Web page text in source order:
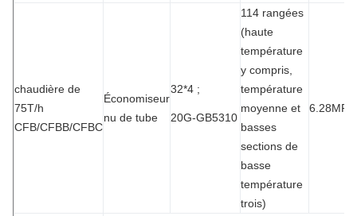
chaudière de
75T/h
CFB/CFBB/CFBC
Économiseur
nu de tube
32*4 ;
20G-GB5310
114 rangées
(haute
température
y compris,
température
moyenne et
basses
sections de
basse
température
trois)
6.28MPa